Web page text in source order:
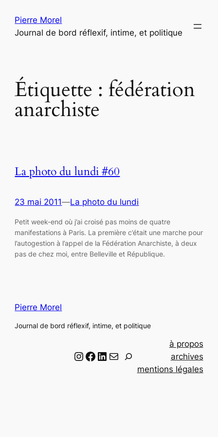
contenu
Pierre Morel
Journal de bord réflexif, intime, et politique
Étiquette : fédération
anarchiste
La photo du lundi #60
23 mai 2011—La photo du lundi
Petit week-end où j’ai croisé pas moins de quatre
manifestations à Paris. La première c’était une marche pour
l’autogestion à l’appel de la Fédération Anarchiste, à deux
pas de chez moi, entre Belleville et République.
Pierre Morel
Journal de bord réflexif, intime, et politique
Instagram Facebook LinkedIn Email
à propos
archives
mentions légales